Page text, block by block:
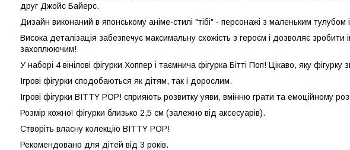
друг Джойс Байерс.
Дизайн виконаний в японському аніме-стилі "тібі" - персонажі з маленьким
Висока деталізація забезпечує максимальну схожість з героєм і дозволяє зробити
захоплюючим!
У наборі 4 вінілові фігурки Хоппер і таємнича фігурка Бітті Поп! Цікаво, яку фігурку
Ігрові фігурки сподобаються як дітям, так і дорослим.
Ігрові фігурки BITTY POP! сприяють розвитку уяви, вмінню грати та емоційному
Розмір кожної фігурки близько 2,5 см (залежно від аксесуарів).
Створіть власну колекцію BITTY POP!
Рекомендовано для дітей від 3 років.